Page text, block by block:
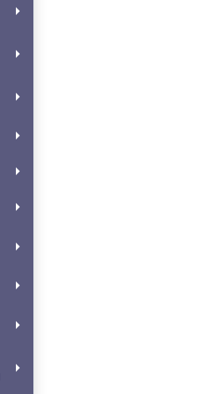
arrow_right
arrow_right
arrow_right
arrow_right
arrow_right
arrow_right
arrow_right
arrow_right
arrow_right
arrow_right